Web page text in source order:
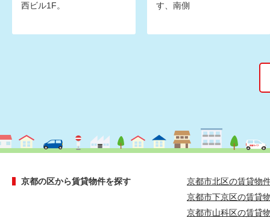
西ビル1F。
す、南側
京都の区から賃貸物件を探す
京都市北区の賃貸物
京都市下京区の賃貸
京都市山科区の賃貸